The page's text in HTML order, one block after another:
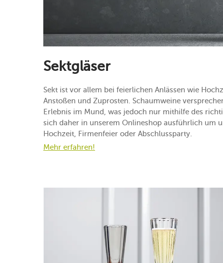
Sektgläser
Sekt ist vor allem bei feierlichen Anlässen wie
Anstoßen und Zuprosten. Schaumweine
Erlebnis im Mund, was jedoch nur mithilfe des
sich daher in unserem Onlineshop ausführlich um
Hochzeit, Firmenfeier oder Abschlussparty.
Mehr erfahren!